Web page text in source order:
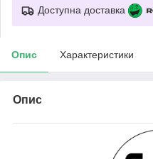
Доступна доставка
Опис Характеристики
Опис